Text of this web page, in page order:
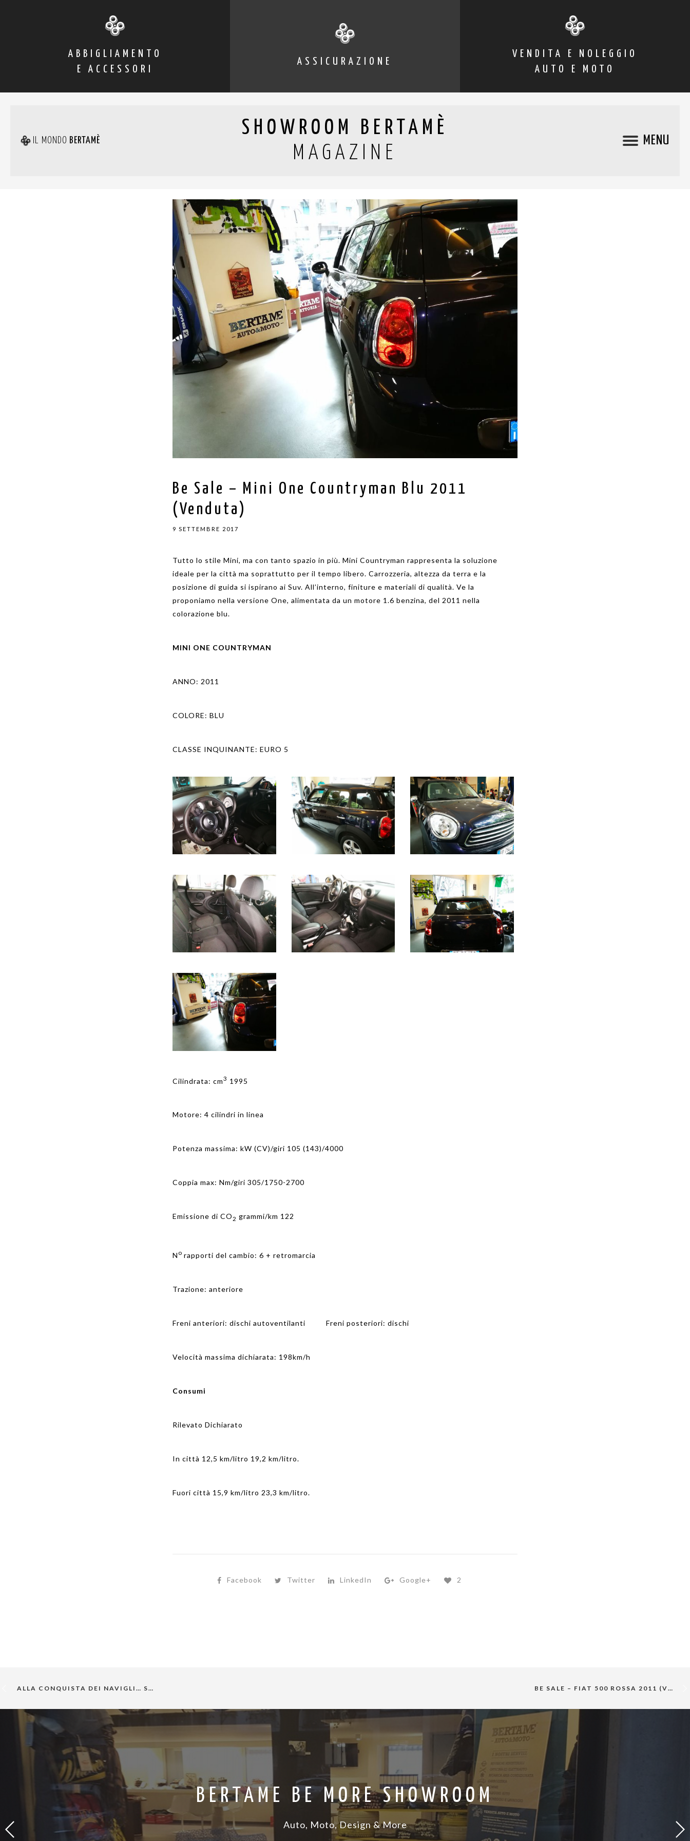
ABBIGLIAMENTO
E ACCESSORI
ASSICURAZIONE
VENDITA E NOLEGGIO
AUTO E MOTO
IL MONDO BERTAMÈ
SHOWROOM BERTAMÈ
MAGAZINE
MENU
Be Sale – Mini One Countryman Blu 2011
(Venduta)
9 SETTEMBRE 2017
Tutto lo stile Mini, ma con tanto spazio in più. Mini Countryman rappresenta la soluzione
ideale per la città ma soprattutto per il tempo libero. Carrozzeria, altezza da terra e la
posizione di guida si ispirano ai Suv. All’interno, finiture e materiali di qualità. Ve la
proponiamo nella versione One, alimentata da un motore 1.6 benzina, del 2011 nella
colorazione blu.
MINI ONE COUNTRYMAN
ANNO: 2011
COLORE:BLU
CLASSE INQUINANTE:EURO 5
Cilindrata: cm3 1995
Motore: 4 cilindri in linea
Potenza massima: kW (CV)/giri 105 (143)/4000
Coppia max: Nm/giri 305/1750-2700
Emissione di CO 2 grammi/km 122
N o rapporti del cambio: 6 + retromarcia
Trazione: anteriore
Freni anteriori: dischi autoventilanti Freni posteriori: dischi
Velocità massima dichiarata: 198km/h
Consumi
Rilevato Dichiarato
In città 12,5 km/litro 19,2 km/litro.
Fuori città 15,9 km/litro 23,3 km/litro.
Facebook Twitter LinkedIn Google+ 2
ALLA CONQUISTA DEI NAVIGLI… SU DUE RUOTE! BE SALE – FIAT 500 ROSSA 2011 (VENDUTA)
BERTAME BE MORE SHOWROOM
Auto, Moto, Design & More